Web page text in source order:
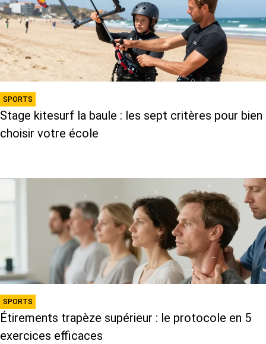
SPORTS
Stage kitesurf la baule : les sept critères pour bien
choisir votre école
SPORTS
Étirements trapèze supérieur : le protocole en 5
exercices efficaces